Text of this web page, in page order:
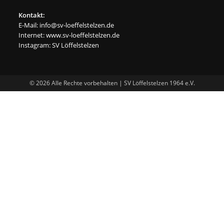
Kontakt:
E-Mail: info@sv-loeffelstelzen.de
Internet:www.sv-loeffelstelzen.de
Instagram:SV Löffelstelzen
© 2026 Alle Rechte vorbehalten | SV Löffelstelzen 1964 e.V.